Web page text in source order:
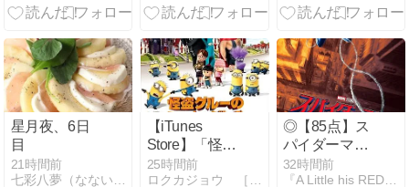
ノ』2026年8
報と私感
ゥモロー 完全
想】
星月夜、6日
目
21時間前
【iTunes
Store】「怪盗
グルーのミニ
オン危機一
25時間前
◎【85点】ス
パイダーマ
ン：ブラン
ド・ニュー・
32時間前
『A Little his REDEMPTION.』